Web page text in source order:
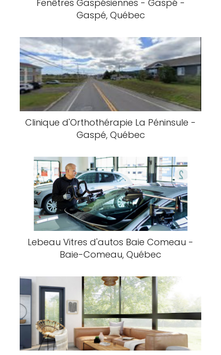
Fenêtres Gaspésiennes - Gaspé -
Gaspé, Québec
Clinique d'Orthothérapie La Péninsule -
Gaspé, Québec
Lebeau Vitres d'autos Baie Comeau -
Baie-Comeau, Québec